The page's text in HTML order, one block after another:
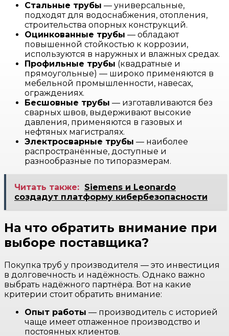
Стальные трубы — универсальные,
подходят для водоснабжения, отопления,
строительства опорных конструкций.
Оцинкованные трубы — обладают
повышенной стойкостью к коррозии,
используются в наружных и влажных средах.
Профильные трубы (квадратные и
прямоугольные) — широко применяются в
мебельной промышленности, навесах,
ограждениях.
Бесшовные трубы — изготавливаются без
сварных швов, выдерживают высокие
давления, применяются в газовых и
нефтяных магистралях.
Электросварные трубы — наиболее
распространённые, доступные и
разнообразные по типоразмерам.
Читать также: Siemens и Leonardo
создадут платформу кибербезопасности
На что обратить внимание при
выборе поставщика?
Покупка труб у производителя — это инвестиция
в долговечность и надёжность. Однако важно
выбрать надёжного партнёра. Вот на какие
критерии стоит обратить внимание:
Опыт работы — производитель с историей
чаще имеет отлаженное производство и
постоянных клиентов.